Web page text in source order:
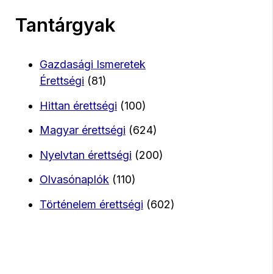
Tantárgyak
Gazdasági Ismeretek
Érettségi (81)
Hittan érettségi (100)
Magyar érettségi (624)
Nyelvtan érettségi (200)
Olvasónaplók (110)
Történelem érettségi (602)